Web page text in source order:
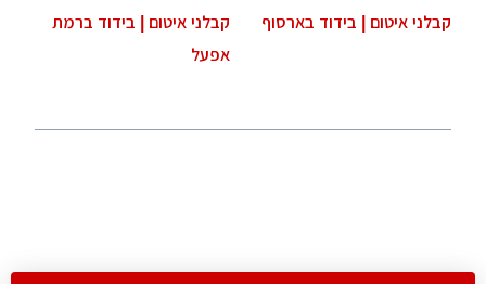
קבלני איטום | בידוד בארסוף
קבלני איטום | בידוד ברמת
אפעל